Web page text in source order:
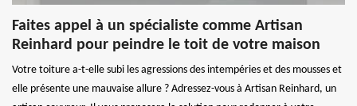
Faites appel à un spécialiste comme Artisan
Reinhard pour peindre le toit de votre maison
Votre toiture a-t-elle subi les agressions des intempéries et des mousses et
elle présente une mauvaise allure ? Adressez-vous à Artisan Reinhard, un